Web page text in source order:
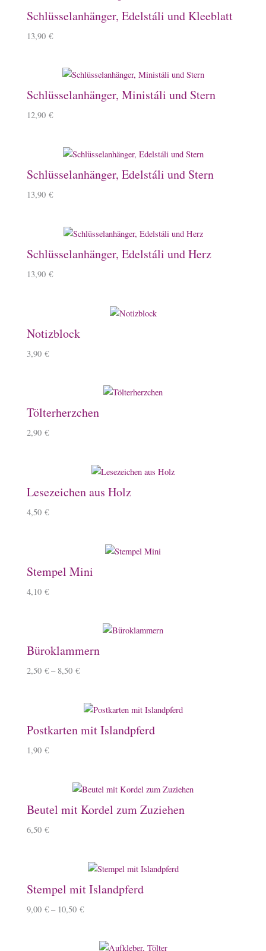
Schlüsselanhänger, Edelstáli und Kleeblatt
13,90 €
Schlüsselanhänger, Ministáli und Stern
12,90 €
Schlüsselanhänger, Edelstáli und Stern
13,90 €
Schlüsselanhänger, Edelstáli und Herz
13,90 €
Notizblock
3,90 €
Tölterherzchen
2,90 €
Lesezeichen aus Holz
4,50 €
Stempel Mini
4,10 €
Büroklammern
2,50 € – 8,50 €
Postkarten mit Islandpferd
1,90 €
Beutel mit Kordel zum Zuziehen
6,50 €
Stempel mit Islandpferd
9,00 € – 10,50 €